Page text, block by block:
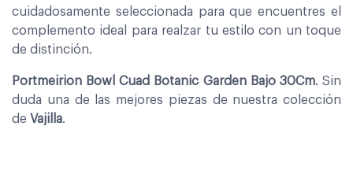
cuidadosamente seleccionada para que encuentres el
complemento ideal para realzar tu estilo con un toque
de distinción.
Portmeirion Bowl Cuad Botanic Garden Bajo 30Cm. Sin
duda una de las mejores piezas de nuestra colección
de Vajilla.